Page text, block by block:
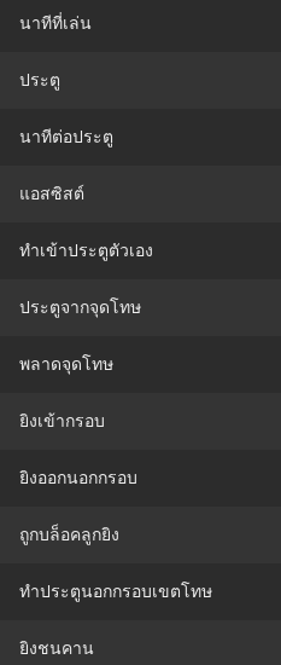
นาทีที่เล่น
ประตู
นาทีต่อประตู
แอสซิสต์
ทําเข้าประตูตัวเอง
ประตูจากจุดโทษ
พลาดจุดโทษ
ยิงเข้ากรอบ
ยิงออกนอกกรอบ
ถูกบล็อคลูกยิง
ทำประตูนอกกรอบเขตโทษ
ยิงชนคาน